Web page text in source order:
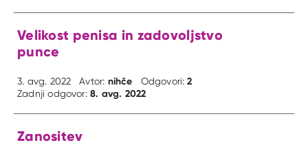
Velikost penisa in zadovoljstvo
punce
3. avg. 2022 Avtor: nihče Odgovori:2
Zadnji odgovor:8. avg. 2022
Zanositev